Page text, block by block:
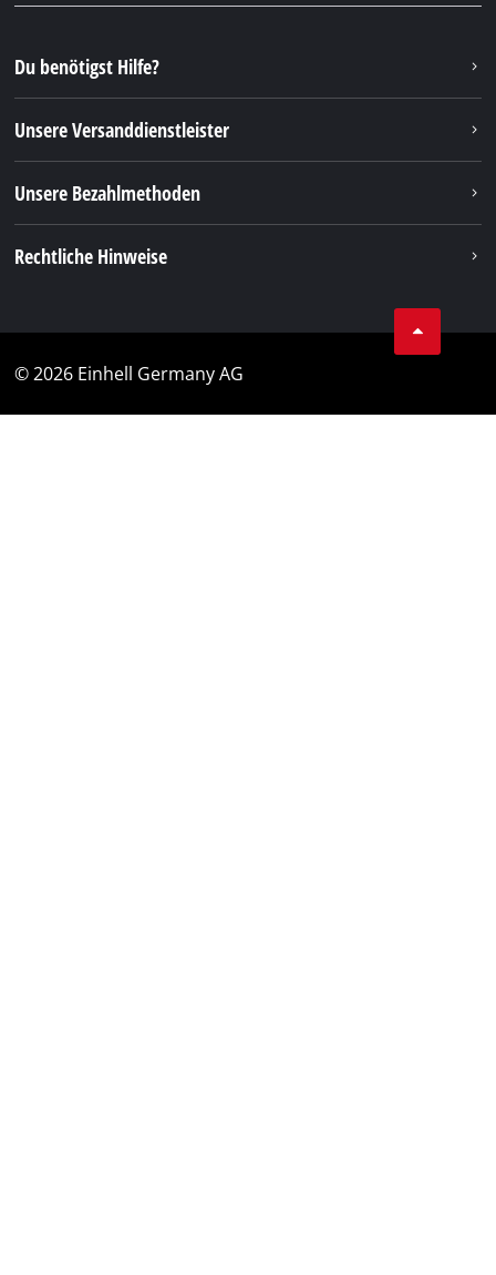
Du benötigst Hilfe?
Unsere Versanddienstleister
Unsere Bezahlmethoden
Rechtliche Hinweise
© 2026 Einhell Germany AG